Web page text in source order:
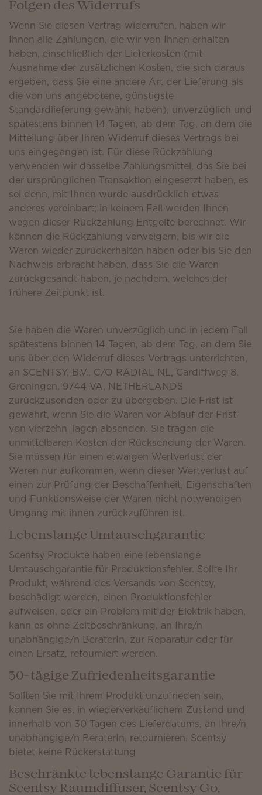
Folgen des Widerrufs
Wenn Sie diesen Vertrag widerrufen, haben wir
Ihnen alle Zahlungen, die wir von Ihnen erhalten
haben, einschließlich der Lieferkosten (mit
Ausnahme der zusätzlichen Kosten, die sich daraus
ergeben, dass Sie eine andere Art der Lieferung als
die von uns angebotene, günstigste
Standardlieferung gewählt haben), unverzüglich und
spätestens binnen 14 Tagen, ab dem Tag, an dem die
Mitteilung über Ihren Widerruf dieses Vertrags bei
uns eingegangen ist. Für diese Rückzahlung
verwenden wir dasselbe Zahlungsmittel, das Sie bei
der ursprünglichen Transaktion eingesetzt haben, es
sei denn, mit Ihnen wurde ausdrücklich etwas
anderes vereinbart; in keinem Fall werden Ihnen
wegen dieser Rückzahlung Entgelte berechnet. Wir
können die Rückzahlung verweigern, bis wir die
Waren wieder zurückerhalten haben oder bis Sie den
Nachweis erbracht haben, dass Sie die Waren
zurückgesandt haben, je nachdem, welches der
frühere Zeitpunkt ist.
Sie haben die Waren unverzüglich und in jedem Fall
spätestens binnen 14 Tagen, ab dem Tag, an dem Sie
uns über den Widerruf dieses Vertrags unterrichten,
an SCENTSY, B.V., C/O RADIAL NL, Cardiffweg 8,
Groningen, 9744 VA, NETHERLANDS
zurückzusenden oder zu übergeben. Die Frist ist
gewahrt, wenn Sie die Waren vor Ablauf der Frist
von vierzehn Tagen absenden. Sie tragen die
unmittelbaren Kosten der Rücksendung der Waren.
Sie müssen für einen etwaigen Wertverlust der
Waren nur aufkommen, wenn dieser Wertverlust auf
einen zur Prüfung der Beschaffenheit, Eigenschaften
und Funktionsweise der Waren nicht notwendigen
Umgang mit ihnen zurückzuführen ist.
Lebenslange Umtauschgarantie
Scentsy Produkte haben eine lebenslange
Umtauschgarantie für Produktionsfehler. Sollte Ihr
Produkt, während des Versands von Scentsy,
beschädigt werden, einen Produktionsfehler
aufweisen, oder ein Problem mit der Elektrik haben,
kann es ohne Zeitbeschränkung, an Ihre/n
unabhängige/n BeraterIn, zur Reparatur oder für
einen Ersatz, retourniert werden.
30-tägige Zufriedenheitsgarantie
Sollten Sie mit Ihrem Produkt unzufrieden sein,
können Sie es, in wiederverkäuflichem Zustand und
innerhalb von 30 Tagen des Lieferdatums, an Ihre/n
unabhängige/n BeraterIn, retournieren. Scentsy
bietet keine Rückerstattung
Beschränkte lebenslange Garantie für
Scentsy Raumdiffuser, Scentsy Go,